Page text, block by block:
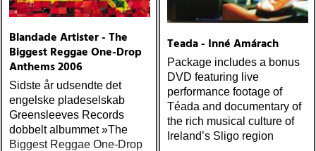
Blandade Artister - The
Biggest Reggae One-Drop
Anthems 2006
Sidste år udsendte det
engelske pladeselskab
Greensleeves Records
dobbelt albummet »The
Biggest Reggae One-Drop
Teada - Inné Amárach
Package includes a bonus
DVD featuring live
performance footage of
Téada and documentary of
the rich musical culture of
Ireland’s Sligo region